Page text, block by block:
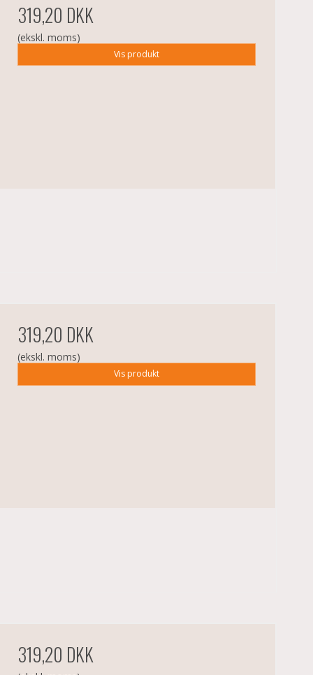
319,20 DKK
(ekskl. moms)
Vis produkt
319,20 DKK
(ekskl. moms)
Vis produkt
319,20 DKK